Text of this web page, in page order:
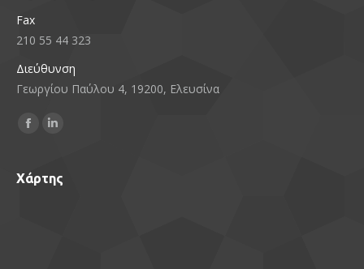
Fax
210 55 44 323
Διεύθυνση
Γεωργίου Παύλου 4, 19200, Ελευσίνα
Find us on:
Facebook
opens
Linkedin
opens
Χάρτης